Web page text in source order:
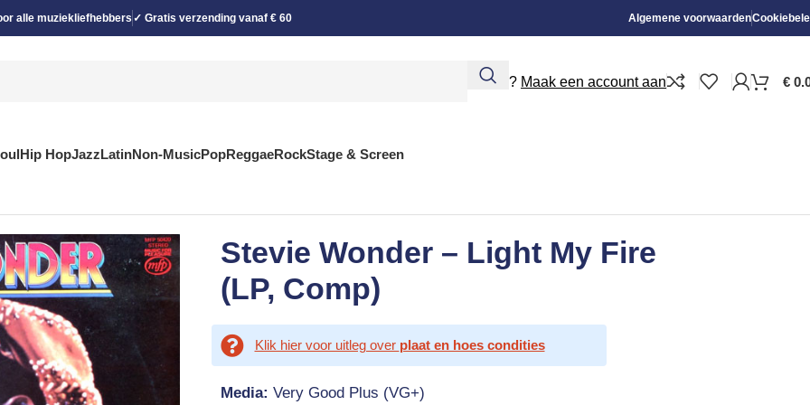
alle muziekliefhebbers ✓ Gratis verzending vanaf € 60 Algemene voorwaarden
Nieuw? Maak een account aan €
Hip HopJazzLatinNon-MusicPopReggaeRockStage & Screen
Stevie Wonder – Light My Fire
(LP, Comp)
Klik hier voor uitleg over plaat en hoes condities
Media: Very Good Plus (VG+)